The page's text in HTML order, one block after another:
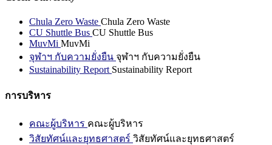
Chula Zero Waste Chula Zero Waste
CU Shuttle Bus CU Shuttle Bus
MuvMi MuvMi
จุฬาฯ กับความยั่งยืน จุฬาฯ กับความยั่งยืน
Sustainability Report Sustainability Report
การบริหาร
คณะผู้บริหาร คณะผู้บริหาร
วิสัยทัศน์และยุทธศาสตร์ วิสัยทัศน์และยุทธศาสตร์